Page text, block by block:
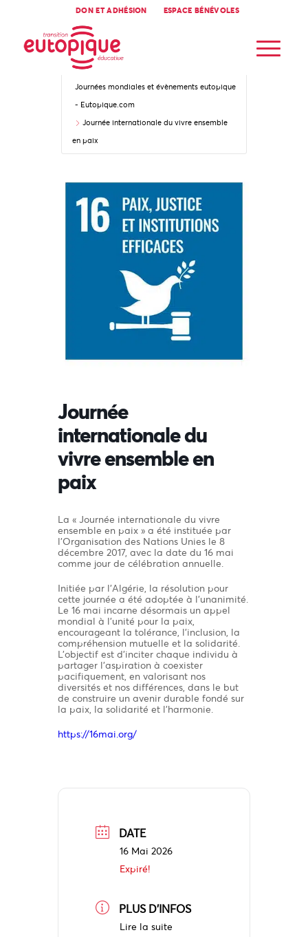
DON ET ADHÉSION ESPACE BÉNÉVOLES
Accueil
Journées mondiales et évènements eutopique
- Eutopique.com
Journée internationale du vivre ensemble
en paix
Journée
internationale du
vivre ensemble en
paix
La « Journée internationale du vivre
ensemble en paix » a été instituée par
l’Organisation des Nations Unies le 8
décembre 2017, avec la date du 16 mai
comme jour de célébration annuelle.
Initiée par l’Algérie, la résolution pour
cette journée a été adoptée à l’unanimité.
Le 16 mai incarne désormais un appel
mondial à l’unité pour la paix,
encourageant la tolérance, l’inclusion, la
compréhension mutuelle et la solidarité.
L’objectif est d’inciter chaque individu à
partager l’aspiration à coexister
pacifiquement, en valorisant nos
diversités et nos différences, dans le but
de construire un avenir durable fondé sur
la paix, la solidarité et l’harmonie.
https://16mai.org/
DATE
16 Mai 2026
Expiré!
PLUS D'INFOS
Lire la suite